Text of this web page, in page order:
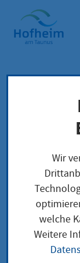
Startseite"
Lokale
Die
Wir
welche
Weitere